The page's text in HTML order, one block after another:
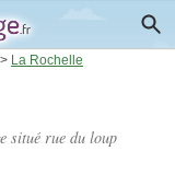
> La Rochelle
situé rue du loup